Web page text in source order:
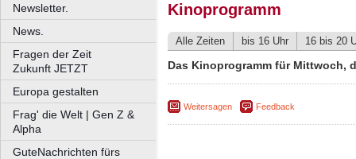
Newsletter.
News.
Fragen der Zeit
Zukunft JETZT
Europa gestalten
Frag' die Welt | Gen Z &
Alpha
GuteNachrichten fürs
Kinoprogramm
Alle Zeiten bis 16 Uhr 16 bis 20
Das Kinoprogramm für Mittwoch,
Weitersagen Feedback